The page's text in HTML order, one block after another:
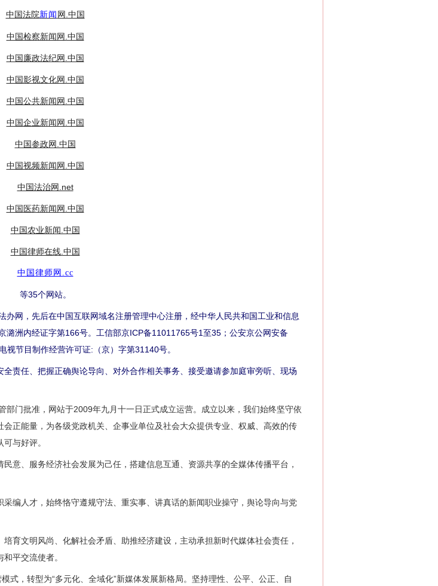
中国法院新闻 网.中国
中国检察新闻网.中国
中国廉政法纪网.中国
中国影视文化网.中国
中国公共新闻网.中国
中国企业新闻网.中国
中国参政网.中国
中国视频新闻网.中国
中国法治网.net
中国医药新闻网.中国
中国农业新闻.中国
中国律师在线.中国
中国律师网.cc
等35个网站。
网，先后在中国互联网域名注册管理中心注册，经中华人民共和国工业和信息
洲内经证字第166号。工信部京ICP备11011765号1至35；公安京公网安备
节目制作经营许可证:（京）字第31140号。
任、把握正确舆论导向、对外合作相关事务、接受邀请参加庭审旁听、现场
门批准，网站于2009年九月十一日正式成立运营。成立以来，我们始终坚守依
正能量，为各级党政机关、企事业单位及社会大众提供专业、权威、高效的传
与好评。
、服务经济社会发展为己任，搭建信息互通、资源共享的全媒体传播平台，
人才，始终恪守遵规守法、重实事、讲真话的新闻职业操守，舆论导向与党
文明风尚、化解社会矛盾、助推经济建设，主动承担新时代媒体社会责任，
平交流使者。
，转型为“多元化、全域化”新媒体发展新格局。坚持理性、公平、公正、自